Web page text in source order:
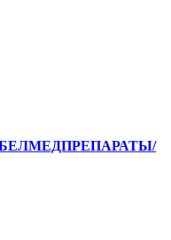
БЕЛМЕДПРЕПАРАТЫ/